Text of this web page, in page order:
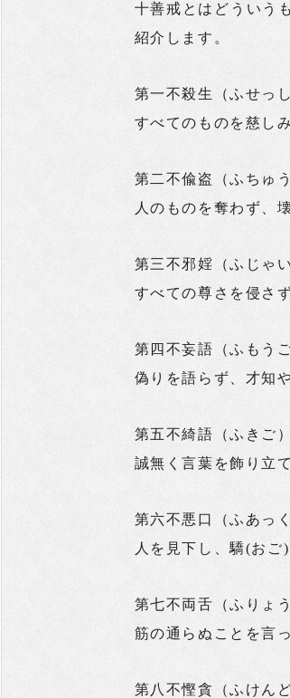
十善戒とはどういう
紹介します。
第一不殺生（ふせっ
すべてのものを慈し
第二不偸盗（ふちゅ
人のものを奪わず、
第三不邪婬（ふじゃい
すべての尊さを侵さ
第四不妄語（ふもうご
偽りを語らず、才知
第五不綺語（ふきご）
誠無く言葉を飾り立
第六不悪口（ふあっく
人を見下し、驕(おご
第七不両舌（ふりょ
筋の通らぬことを言
第八不慳貪（ふけんど